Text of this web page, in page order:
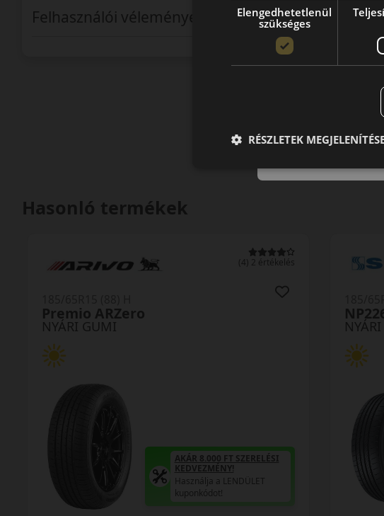
Felhasználói vélemények
Hasonló termékek
0 értékelés
NYÁRI GUMI
OK61
AKÁR 8.000 FT SZERELÉSI
KEDVEZMÉNY!
Használja a LENDÜLET
kuponkódot!
N-
Elengedhetetlenül
szükséges
RÉSZLETEK